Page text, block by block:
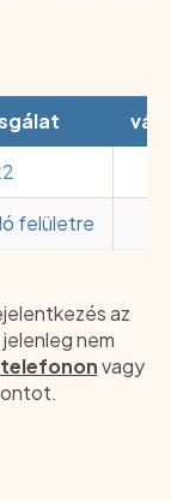
felületre
az
nem
telefononvagy